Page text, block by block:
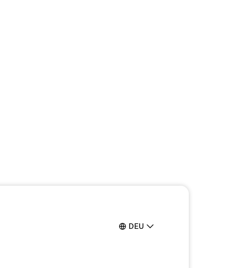
DEU